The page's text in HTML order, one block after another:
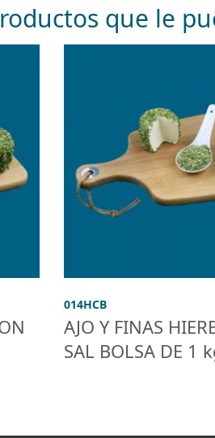
que le
014HCB
AJO Y FINAS
SAL BOLSA DE 1